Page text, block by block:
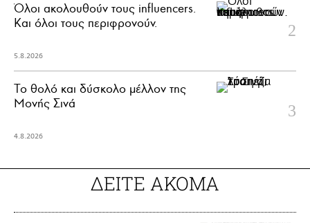
Όλοι ακολουθούν τους influencers.
Και όλοι τους περιφρονούν.
5.8.2026
Το θολό και δύσκολο μέλλον της
Μονής Σινά
4.8.2026
ΔΕΙΤΕ ΑΚΟΜΑ